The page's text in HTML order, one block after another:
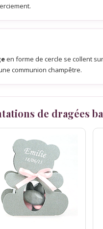
en forme de cercle se collent
communion champêtre.
de dragées